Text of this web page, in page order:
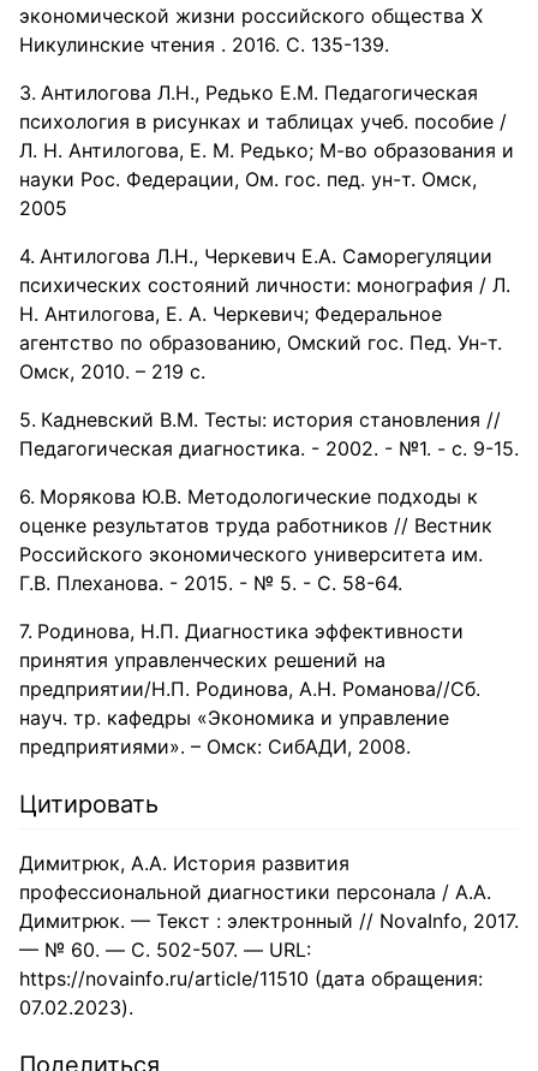
экономической жизни российского общества X
Никулинские чтения . 2016. С. 135-139.
Антилогова Л.Н., Редько Е.М. Педагогическая
психология в рисунках и таблицах учеб. пособие /
Л. Н. Антилогова, Е. М. Редько; М-во образования и
науки Рос. Федерации, Ом. гос. пед. ун-т. Омск,
2005
Антилогова Л.Н., Черкевич Е.А. Саморегуляции
психических состояний личности: монография / Л.
Н. Антилогова, Е. А. Черкевич; Федеральное
агентство по образованию, Омский гос. Пед. Ун-т.
Омск, 2010. – 219 с.
Кадневский В.М. Тесты: история становления //
Педагогическая диагностика. - 2002. - №1. - с. 9-15.
Морякова Ю.В. Методологические подходы к
оценке результатов труда работников // Вестник
Российского экономического университета им.
Г.В. Плеханова. - 2015. - № 5. - С. 58-64.
Родинова, Н.П. Диагностика эффективности
принятия управленческих решений на
предприятии/Н.П. Родинова, А.Н. Романова//Сб.
науч. тр. кафедры «Экономика и управление
предприятиями». – Омск: СибАДИ, 2008.
Цитировать
Димитрюк, А.А. История развития
профессиональной диагностики персонала / А.А.
Димитрюк. — Текст : электронный // NovaInfo, 2017.
— № 60. — С. 502-507. — URL:
https://novainfo.ru/article/11510 (дата обращения:
07.02.2023).
Поделиться